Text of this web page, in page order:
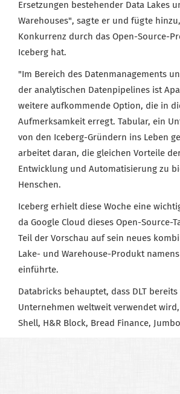
Ersetzungen bestehender Data Lakes
Warehouses", sagte er und fügte hinzu,
Konkurrenz durch das Open-Source-
Iceberg hat.
"Im Bereich des Datenmanagements
der analytischen Datenpipelines ist
weitere aufkommende Option, die in
Aufmerksamkeit erregt. Tabular, ein
von den Iceberg-Gründern ins Leben
arbeitet daran, die gleichen Vorteile
Entwicklung und Automatisierung zu
Henschen.
Iceberg erhielt diese Woche eine
da Google Cloud dieses Open-Source-
Teil der Vorschau auf sein neues
Lake- und Warehouse-Produkt
einführte.
Databricks behauptet, dass DLT bereits
Unternehmen weltweit verwendet wird,
Shell, H&R Block, Bread Finance,